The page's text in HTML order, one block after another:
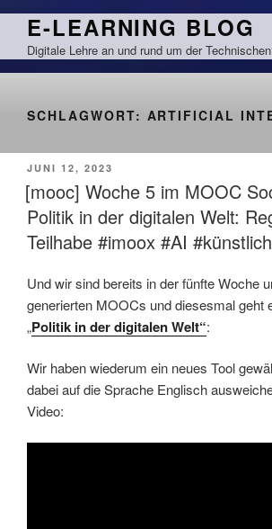
Zum
springen
E-LEARNING BLOG
Digitale Lehre an und rund um der
SCHLAGWORT: ARTIFICIAL
VERÖFFENTLICHT
AM
JUNI 12, 2023
[mooc] Woche 5 im MOOC
Politik in der digitalen Welt:
Teilhabe #imoox #AI
Und wir sind bereits in der fünfte Woche
generierten MOOCs und diesesmal geht
„Politik in der digitalen Welt“:
Wir haben wiederum ein neues Tool
dabei auf die Sprache Englisch
Video: